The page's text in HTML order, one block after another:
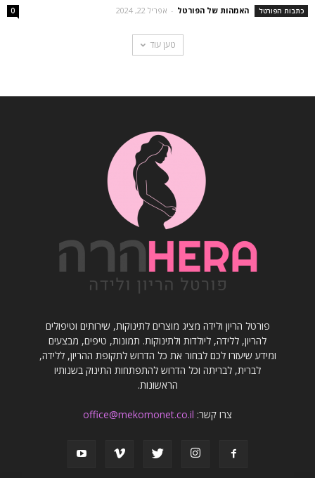
כתבות הפורטל האמהות של הפורטל - אפריל 22, 2024 0
טען עוד
פורטל הריון ולידה מציג מוצרים לתינוקות, שירותים וטיפולים
להריון, ללידה, ליולדות ולתינוקות. תמונות, טיפים, מבצעים
ומידע שיעזרו לכם לבחור את כל הדרוש לתקופת ההריון, ללידה,
לברית, לבריתה וכל הדרוש להתפתחות התינוק בשנותיו
הראשונות.
צרו קשר: office@mekomonet.co.il